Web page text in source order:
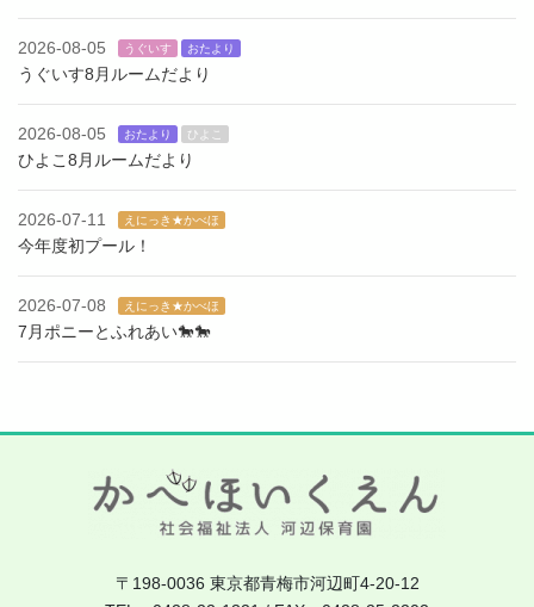
2026-08-05 うぐいす おたより
うぐいす8月ルームだより
2026-08-05 おたより ひよこ
ひよこ8月ルームだより
2026-07-11 えにっき★かべほ
今年度初プール！
2026-07-08 えにっき★かべほ
7月ポニーとふれあい🐎🐎
〒198-0036 東京都青梅市河辺町4-20-12